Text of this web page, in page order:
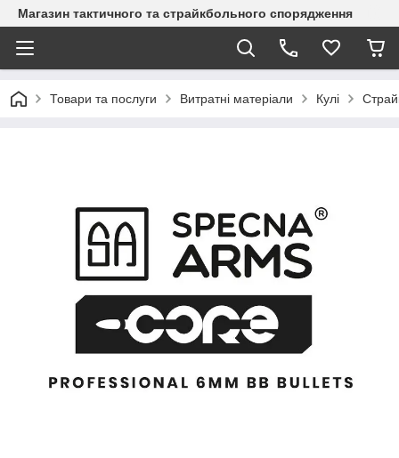
Магазин тактичного та страйкбольного спорядження
Товари та послуги Витратні матеріали Кулі